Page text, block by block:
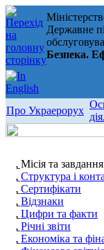
Державне
Безпека.
Про Украерорух
Місія та завдання
Структура і
Сертифікати
Відзнаки
Цифри та факти
Річні звіти
Економіка та